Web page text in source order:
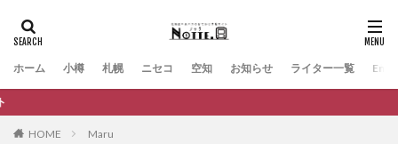
ホーム 小樽 札幌 ニセコ 空知 お知らせ ライター一覧
HOME Maru